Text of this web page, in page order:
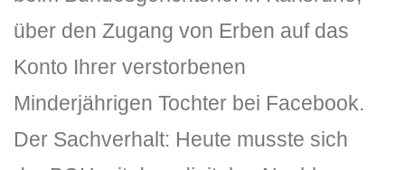
über den Zugang von Erben auf das
Konto Ihrer verstorbenen
Minderjährigen Tochter bei Facebook.
Der Sachverhalt: Heute musste sich